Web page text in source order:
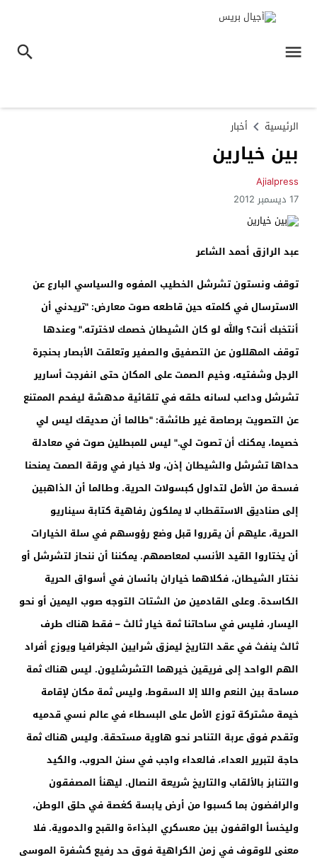
الرئيسية أخبار
بين خيارين
Ajialpress
17 ديسمبر 2012
عبد الرازق أحمد الشاعر
توقف ونستون تشرشل الخطيب المفوه والسياسي البارع عن
الاسترسال في كلمته حين قاطعه صوت معارض: "تريدني أن
أنتخبك أنت؟ والله لو كان الشيطان خصمك لاخترته." وعندها
توقف المهللون عن التصفيق والصفير وتعلقت الأبصار بحنجرة
الرجل وشفتيه، وخيم الصمت على المكان حتى انفرجت أسارير
تشرشل وداعب لسانه حلقه في تلقائية مدهشة ليفحم الممتنع
عن التصويت برصاصة غير طائشة: "طالما أن صديقك ليس لي
خصيما، يمكنك أن تصوت لي." ليس للمبطلين صوت في معادلة
حداها تشرشل والشيطان إذن، ولا خيار في ورقة الصمت يمنحنا
فسحة من الأمل لتداول كبسولات الحرية. وطالما أن الذاهبين
إلى صناديق الاستقطاب لا يملكون رفاهية كتابة سيناريو
الحرية، عليهم أن يقرروا قبل وضع رؤوسهم في سلة الخيارات
أن يختاروا القيد الأنسب لمعاصمهم. يمكننا أن ننحاز لتشرشل أو
نختار الشيطان، فكلاهما خياران بائسان في أسواق الحرية
الكاسدة. وعلى القادمين من الشتات التوجه صوب اليمين أو نحو
اليسار، فليس في ساحاتنا ثمة خيار ثالث – فقط هناك طرف
ثالث ينفث في عقد التاريخ ليمزق شرايين الجغرافيا ويوزع أفراد
الهم الواحد إلى فريقين خيرهما التشرشليون. ليس هناك ثمة
مساحة بين النعم واللا إلا السقوط، وليس ثمة مكان لإقامة
خيمة مشتركة توزع الأمل على البسطاء في عالم نسي قدميه
وتقدم فوق عربة التناحر نحو هاوية مستحقة. وليس هناك ثمة
حاجة لتبرير العداء، فالعداء واجب في سنن الحروب، والكيد
والتنابز بالألقاب والتاريخ شريعة النصال. ليهنأ المصفقون
والرافضون بما كسبوا من أرض يابسة كغصة في حلق الوطن،
وليخسأ الواقفون بين معسكري البذاءة والقبح والدموية. فلا
معنى للوقوف في زمن الكراهية فوق حد رفيع كشفرة الموسى